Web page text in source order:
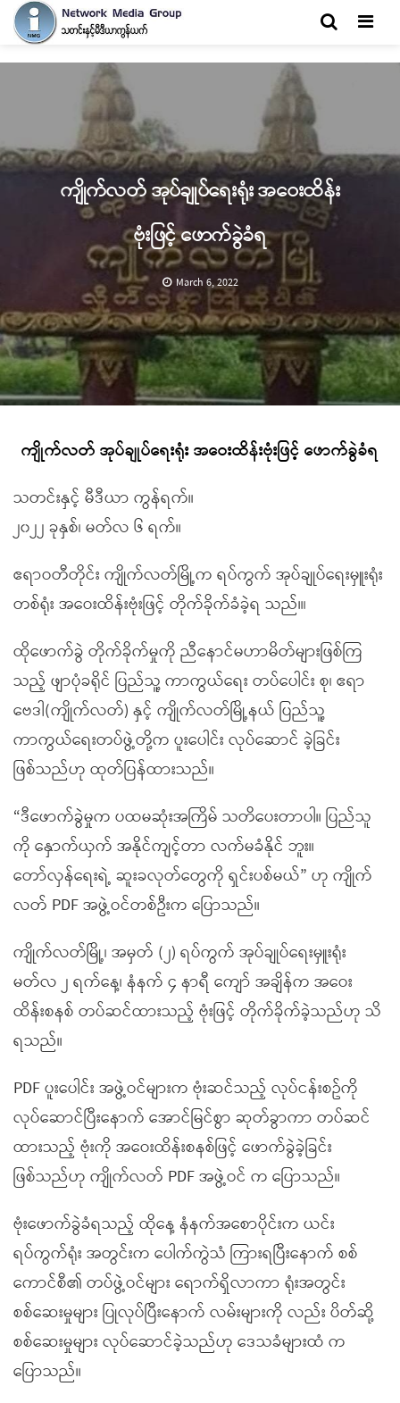
ကျိုက်လတ် အုပ်ချုပ်ရေးရုံး အဝေးထိန်း
ဗုံးဖြင့် ဖောက်ခွဲခံရ
March 6, 2022
ကျိုက်လတ် အုပ်ချုပ်ရေးရုံး အဝေးထိန်းဗုံးဖြင့် ဖောက်ခွဲခံရ
သတင်းနှင့် မီဒီယာ ကွန်ရက်။
၂၀၂၂ ခုနှစ်၊ မတ်လ ၆ ရက်။
ဧရာဝတီတိုင်း ကျိုက်လတ်မြို့က ရပ်ကွက် အုပ်ချုပ်ရေးမှူးရုံး
တစ်ရုံး အဝေးထိန်းဗုံးဖြင့် တိုက်ခိုက်ခံခဲ့ရ သည်။၊
ထိုဖောက်ခွဲ တိုက်ခိုက်မှုကို ညီနောင်မဟာမိတ်များဖြစ်ကြ
သည့် ဖျာပုံခရိုင် ပြည်သူ့ ကာကွယ်ရေး တပ်ပေါင်း စု၊ ဧရာ
ဗေဒါ(ကျိုက်လတ်) နှင့် ကျိုက်လတ်မြို့နယ် ပြည်သူ့
ကာကွယ်ရေးတပ်ဖွဲ့တို့က ပူးပေါင်း လုပ်ဆောင် ခဲ့ခြင်း
ဖြစ်သည်ဟု ထုတ်‌ပြန်ထားသည်။
“ဒီဖောက်ခွဲမှုက ပထမဆုံးအကြိမ် သတိပေးတာပါ။ ပြည်သူ
ကို နှောက်ယှက် အနိုင်ကျင့်တာ လက်မခံနိုင် ဘူး။
တော်လှန်ရေးရဲ့ ဆူးခလုတ်တွေကို ရှင်းပစ်မယ်” ဟု ကျိုက်
လတ် PDF အဖွဲ့ဝင်တစ်ဦးက ပြောသည်။
ကျိုက်လတ်မြို့၊ အမှတ် (၂) ရပ်ကွက် အုပ်ချုပ်ရေးမှူးရုံး
မတ်လ ၂ ရက်နေ့၊ နံနက် ၄ နာရီ ကျော် အချိန်က အဝေး
ထိန်းစနစ် တပ်ဆင်ထားသည့် ဗုံးဖြင့် တိုက်ခိုက်ခဲ့သည်ဟု သိ
ရသည်။
PDF ပူးပေါင်း အဖွဲ့ဝင်များက ဗုံးဆင်သည့် လုပ်ငန်းစဥ်ကို
လုပ်ဆောင်ပြီးနောက် အောင်မြင်စွာ ဆုတ်ခွာကာ တပ်ဆင်
ထားသည့် ဗုံးကို အဝေးထိန်းစနစ်ဖြင့် ဖောက်ခွဲခဲ့ခြင်း
ဖြစ်သည်ဟု ကျိုက်လတ် PDF အဖွဲ့ဝင် က ပြောသည်။
ဗုံးဖောက်ခွဲခံရသည့် ထိုနေ့ နံနက်အစောပိုင်းက ယင်း
ရပ်ကွက်ရုံး အတွင်းက ပေါက်ကွဲသံ ကြားရပြီးနောက် စစ်
ကောင်စီ၏ တပ်ဖွဲ့ဝင်များ ရောက်ရှိလာကာ ရုံးအတွင်း
စစ်ဆေးမှုများ ပြုလုပ်ပြီးနောက် လမ်းများကို လည်း ပိတ်ဆို့
စစ်ဆေးမှုများ လုပ်ဆောင်ခဲ့သည်ဟု ဒေသခံများထံ က
ပြောသည်။